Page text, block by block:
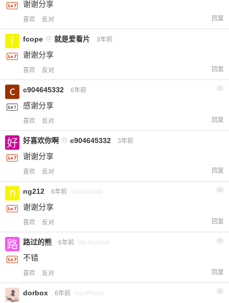
谢谢分享
喜欢 反对 回复
fcope @ 就是爱看片 3年前
谢谢分享
喜欢 反对 回复
c904645332 6年前 3
感谢分享
喜欢 反对 回复
好喜欢你啊 @ c904645332 3年前
谢谢分享
喜欢 反对 回复
ng212 6年前 via Android 4
谢谢分享
喜欢 反对 回复
路过的熊 6年前 via Android 5
不错
喜欢 反对 回复
dorbox 6年前 via iPhone